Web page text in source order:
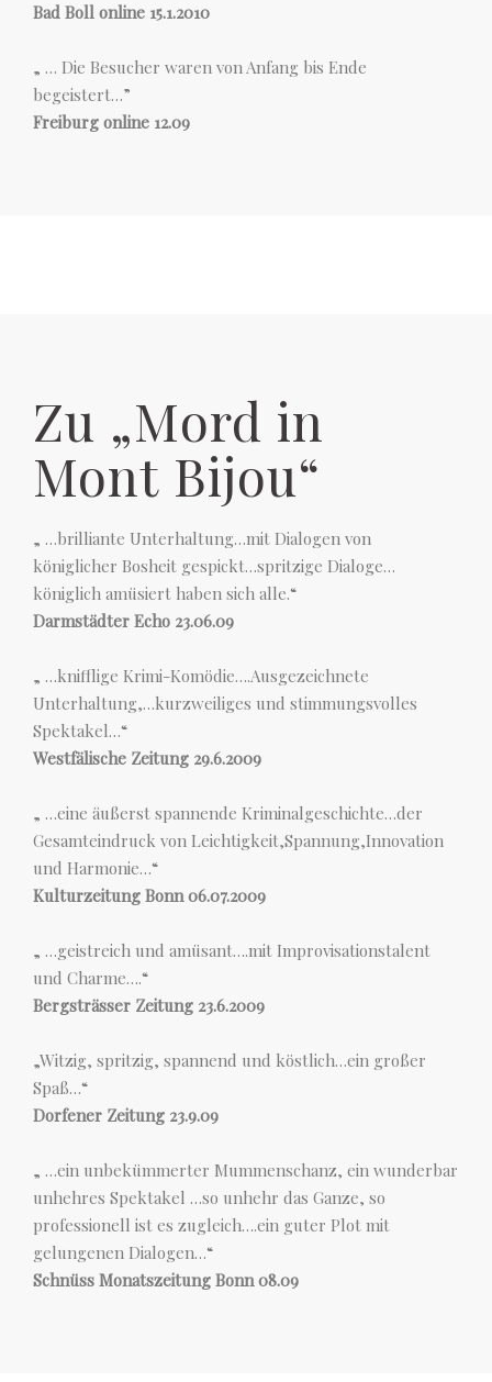
Bad Boll online 15.1.2010
„ … Die Besucher waren von Anfang bis Ende
begeistert…”
Freiburg online 12.09
Zu „Mord in
Mont Bijou“
„ …brilliante Unterhaltung…mit Dialogen von
königlicher Bosheit gespickt…spritzige Dialoge…
königlich amüsiert haben sich alle.“
Darmstädter Echo 23.06.09
„ …knifflige Krimi-Komödie….Ausgezeichnete
Unterhaltung,…kurzweiliges und stimmungsvolles
Spektakel…“
Westfälische Zeitung 29.6.2009
„ …eine äußerst spannende Kriminalgeschichte…der
Gesamteindruck von Leichtigkeit,Spannung,Innovation
und Harmonie…“
Kulturzeitung Bonn 06.07.2009
„ …geistreich und amüsant….mit Improvisationstalent
und Charme….“
Bergsträsser Zeitung 23.6.2009
„Witzig, spritzig, spannend und köstlich…ein großer
Spaß…“
Dorfener Zeitung 23.9.09
„ …ein unbekümmerter Mummenschanz, ein wunderbar
unhehres Spektakel …so unhehr das Ganze, so
professionell ist es zugleich….ein guter Plot mit
gelungenen Dialogen…“
Schnüss Monatszeitung Bonn 08.09